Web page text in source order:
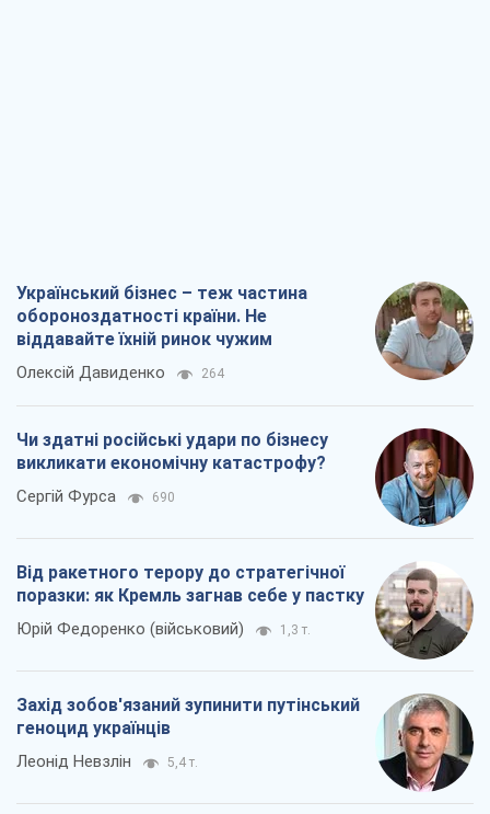
Український бізнес – теж частина
обороноздатності країни. Не
віддавайте їхній ринок чужим
Олексій Давиденко 264
Чи здатні російські удари по бізнесу
викликати економічну катастрофу?
Сергій Фурса 690
Від ракетного терору до стратегічної
поразки: як Кремль загнав себе у пастку
Юрій Федоренко (військовий) 1,3 т.
Захід зобов'язаний зупинити путінський
геноцид українців
Леонід Невзлін 5,4 т.